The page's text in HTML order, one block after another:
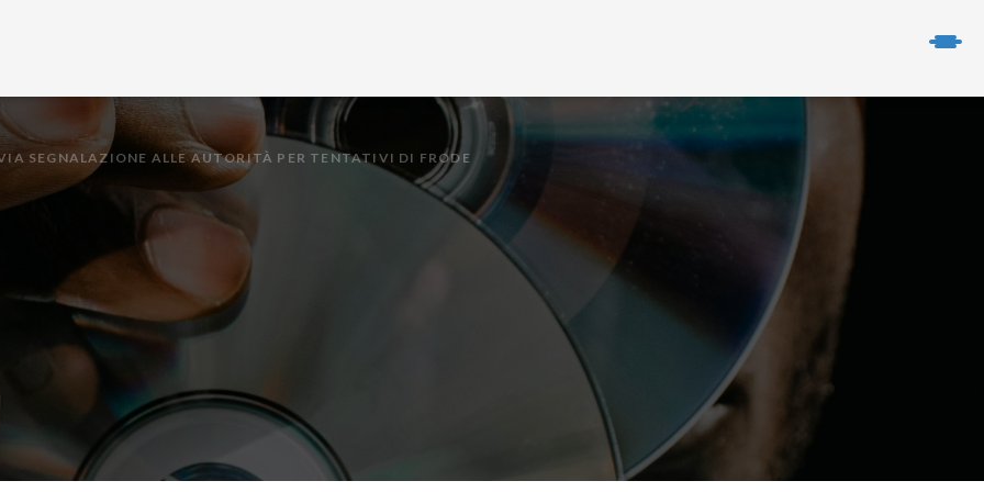
SEGNALAZIONE ALLE AUTORITÀ PER TENTATIVI DI FRODE